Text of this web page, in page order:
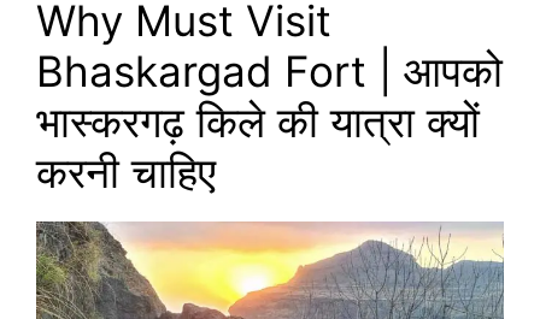
Why Must Visit
Bhaskargad Fort | आपको
भास्करगढ़ किले की यात्रा क्यों
करनी चाहिए